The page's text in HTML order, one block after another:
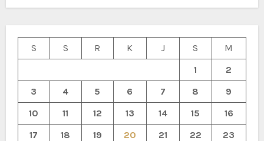
S S R K J S
M
1
2
3
4 5 6 7 8
9
10
11 12 13 14 15
16
17
18 19 20 21 22 23